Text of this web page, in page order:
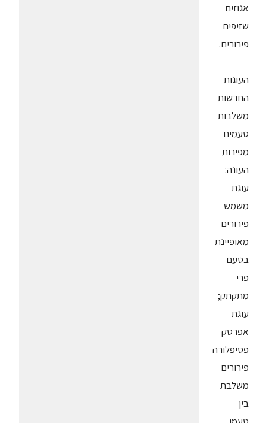
אגוזים
שזיפים
פירורים.
העוגות
החדשות
משלבות
טעמים
מפירות
העונה:
עוגת
משמש
פירורים
מאופיינת
בטעם
פרי
מתקתק;
עוגת
אפרסק
פסיפלורה
פירורים
משלבת
בין